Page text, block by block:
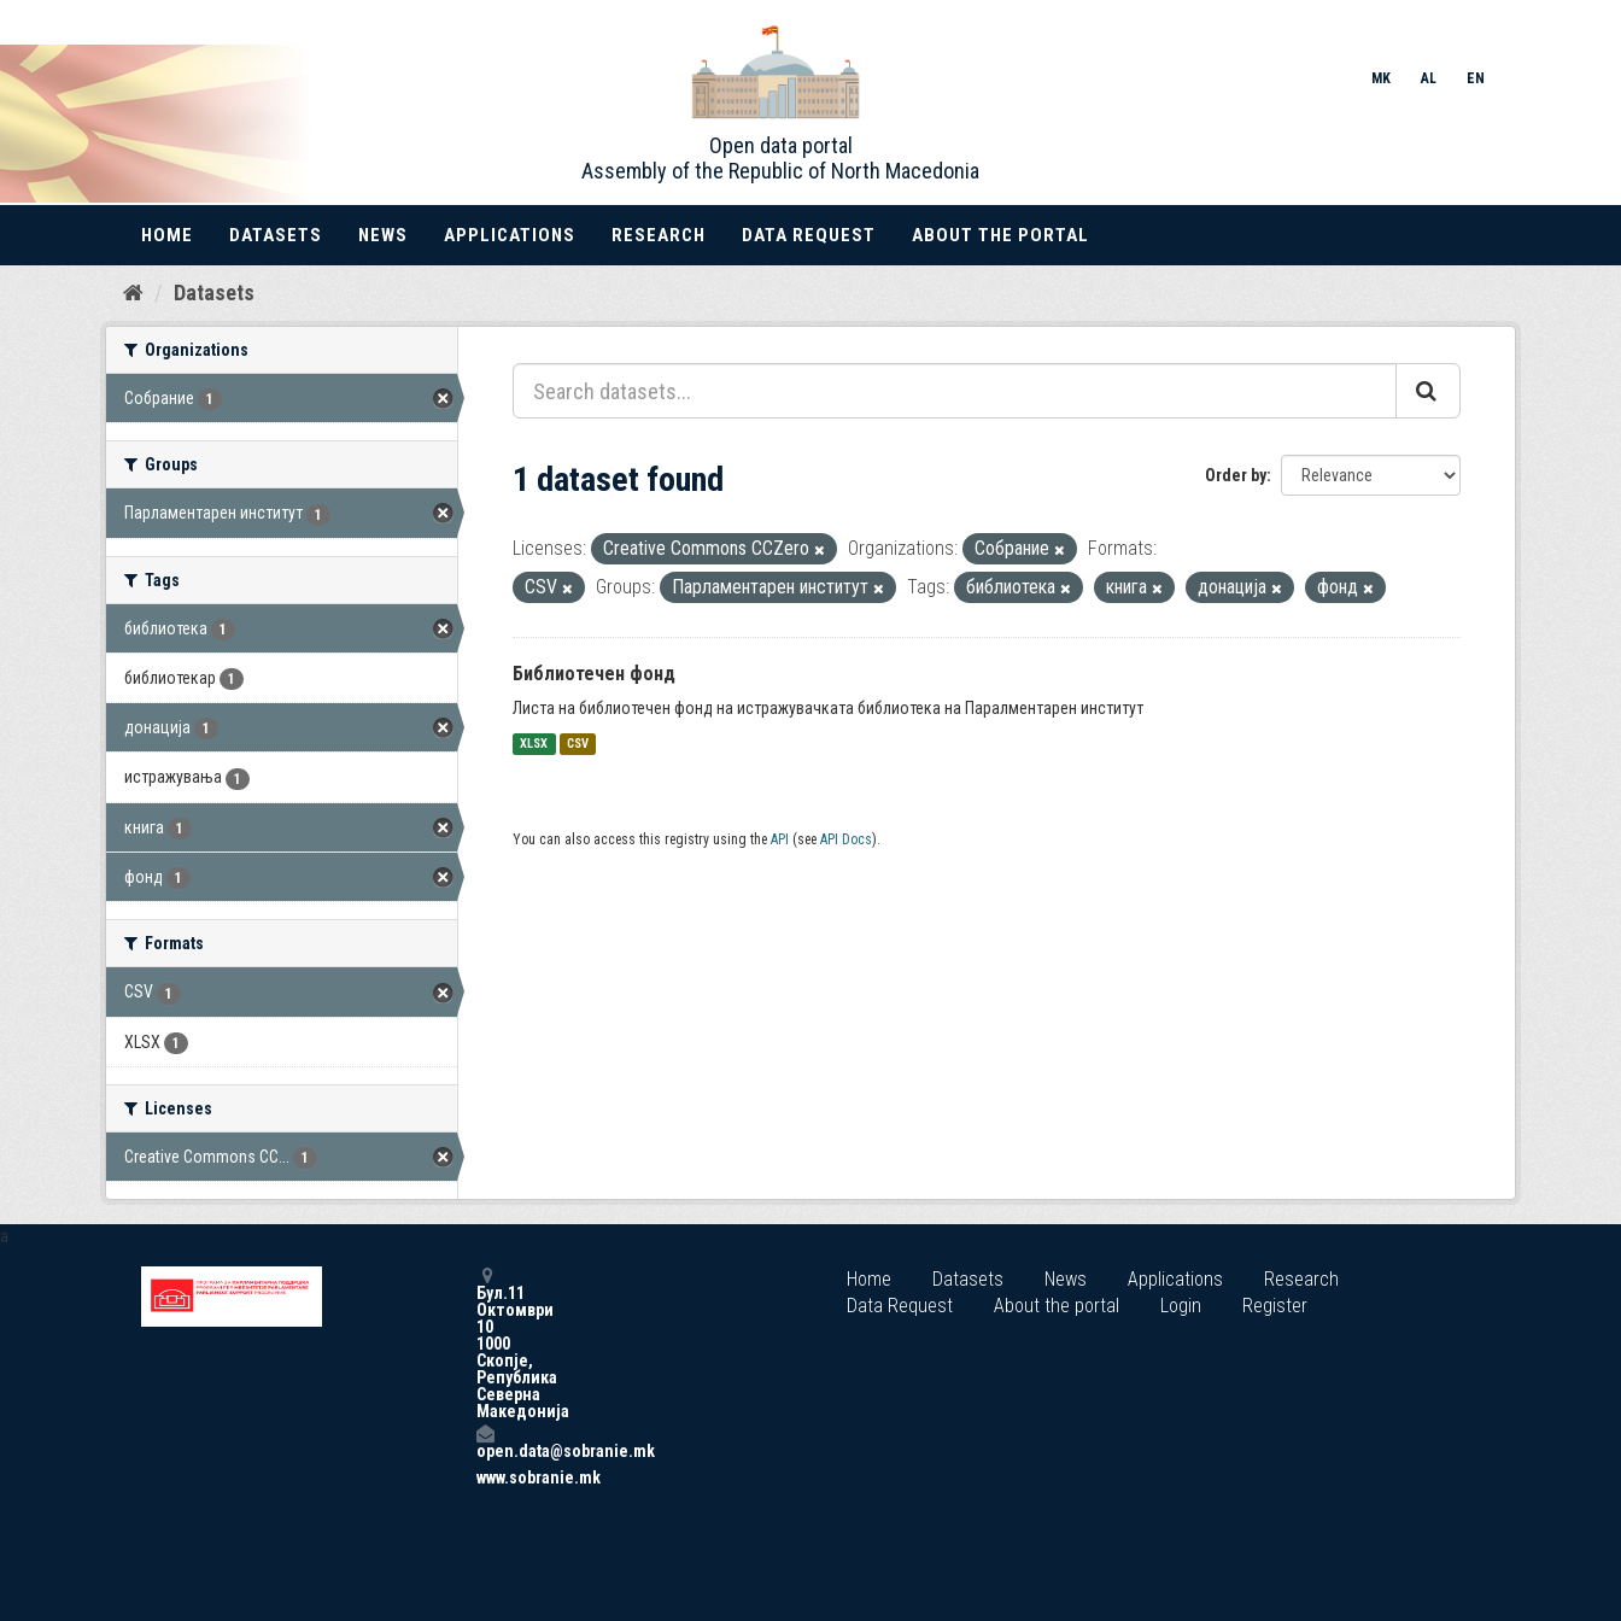
Skip
Open data portal
Assembly of the Republic of North Macedonia
MK AL EN
HOME DATASETS NEWS APPLICATIONS RESEARCH DATA REQUEST ABOUT THE PORTAL
Datasets
Organizations
Собрание 1
Groups
Парламентарен институт 1
Tags
библиотека 1
библиотекар 1
донација 1
истражувања 1
книга 1
фонд 1
Formats
CSV 1
XLSX 1
Licenses
Creative Commons CC... 1
Order by
1 dataset found
Licenses: Creative Commons CCZero Organizations: Собрание
Formats:
CSV
Groups: Парламентарен институт Tags: библиотека книга донација фонд
Библиотечен фонд
Листа на библиотечен фонд на истражувачката библиотека на Паралментарен институт
XLSX CSV
You can also access this registry using the API (see API Docs).
a
Бул.11
Октомври
10
1000
Скопје,
Република
Северна
Македонија
open.data@sobranie.mk
www.sobranie.mk
Home Datasets News Applications
Research
Data Request
About the portal Login Register